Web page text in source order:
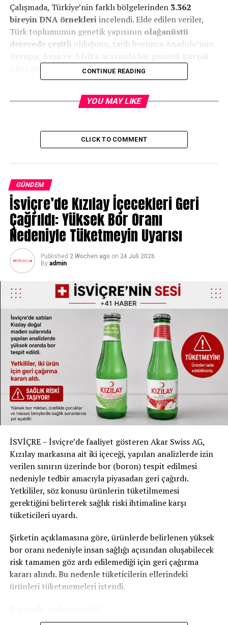
Çalışmada, Türkiye’nin farklı bölgelerinden 3.362
bireyin DNA örnekleriincelendi. Elde edilen veriler,
Türk toplumunun genetik yapısının olağanüstü
derecede çeşitli olduğunu, tarih boyunca Anadolu’nun
işlevi gördüğünü ortaya koydu.
araştırmanın bulgularını şöyle özetliyor:
“Elde ettiğimiz veriler,
Türk toplumunun genetik
açıdan yalnızca Orta Asya
kökenli bir mirasa
dayanmadığını, binlerce
yıldır Anadolu
topraklarında birbirine
karışmış farklı
toplulukların izlerini
taşıdığını gösteriyor. Bu
genetik karışım, hem
Avrupa hem Asya hem de
Orta Doğu’ya ait bileşenleri
bir arada barındırıyor.”
Araştırma sonuçları, Türk toplumunun genetik olarak
beklenenden daha yakın biçimde Avrupa halklarıyla
— özellikle Güney Avrupa kökenli topluluklarla —
benzerlik gösterdiğini ortaya koyuyor. Ancak bilimsel
bölgelerle özelleştirilmiş şekilde değil,genel bir Avrupa
yakınlığıolarak tanımlanıyor.
Özçelik’e göre bu tablo şaşırtıcı değil:
“Anadolu, tarih boyunca
sayısız göç dalgasının,
ticaret yolunun ve kültürel
etkileşimin merkezinde
yer aldı. Dolayısıyla
bugünün Türk toplumunun
CONTINUE READING
YOU MAY LIKE
CLICK TO COMMENT
GÜNDEM
İsviçre’de Kızılay İçecekleri Geri
Çağrıldı: Yüksek Bor Oranı
Nedeniyle Tüketmeyin Uyarısı
Published 2 Wochen ago on 24 Juli 2026
By admin
İSVİÇRE – İsviçre’de faaliyet gösteren Akar Swiss AG,
Kızılay markasına ait iki içeceği, yapılan analizlerde izin
verilen sınırın üzerinde bor (boron) tespit edilmesi
nedeniyle tedbir amacıyla piyasadan geri çağırdı.
Yetkililer, söz konusu ürünlerin tüketilmemesi
gerektiğini belirterek sağlık riski ihtimaline karşı
tüketicileri uyardı.
Şirketin açıklamasına göre, ürünlerde belirlenen yüksek
bor oranı nedeniyle insan sağlığı açısından oluşabilecek
risk tamamen göz ardı edilemediği için geri çağırma
kararı alındı. Bu nedenle tüketicilerin ellerindeki
ürünleri tüketmemeleri istendi.